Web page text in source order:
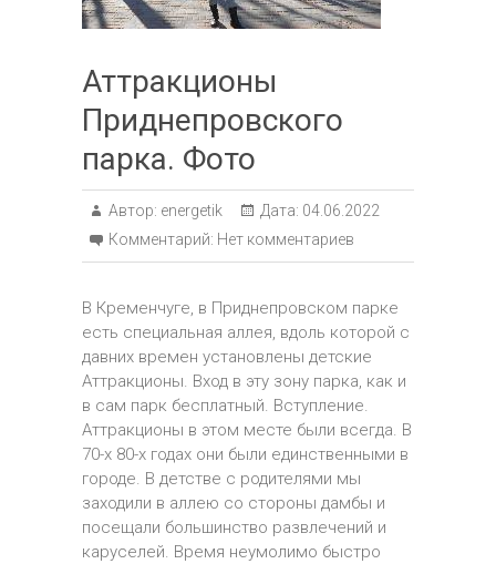
Аттракционы
Приднепровского
парка. Фото
Автор: energetik Дата: 04.06.2022
Комментарий: Нет комментариев
В Кременчуге, в Приднепровском парке
есть специальная аллея, вдоль которой с
давних времен установлены детские
Аттракционы. Вход в эту зону парка, как и
в сам парк бесплатный. Вступление.
Аттракционы в этом месте были всегда. В
70-х 80-х годах они были единственными в
городе. В детстве с родителями мы
заходили в аллею со стороны дамбы и
посещали большинство развлечений и
каруселей. Время неумолимо быстро